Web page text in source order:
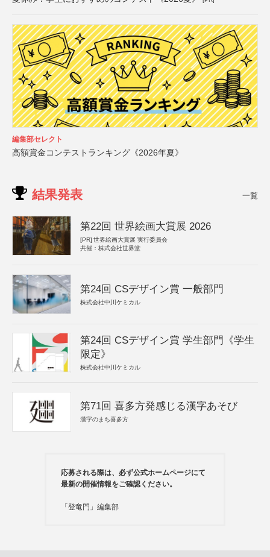
編集部セレクト
高額賞金コンテストランキング《2026年夏》
結果発表 一覧
第22回 世界絵画大賞展 2026
[PR] 世界絵画大賞展 実行委員会
共催：株式会社世界堂
第24回 CSデザイン賞 一般部門
株式会社中川ケミカル
第24回 CSデザイン賞 学生部門《学生
限定》
株式会社中川ケミカル
第71回 喜多方発感じる漢字あそび
漢字のまち喜多方
応募される際は、必ず公式ホームページにて
最新の開催情報をご確認ください。
「登竜門」編集部